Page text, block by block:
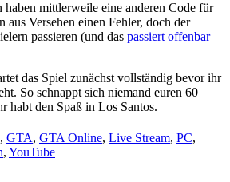
mittlerweile eine anderen Code für
aus Versehen einen Fehler, doch der
passieren (und das passiert offenbar
das Spiel zunächst vollständig bevor ihr
So schnappt sich niemand euren 60
habt den Spaß in Los Santos.
, GTA, GTA Online, Live Stream, PC,
, YouTube